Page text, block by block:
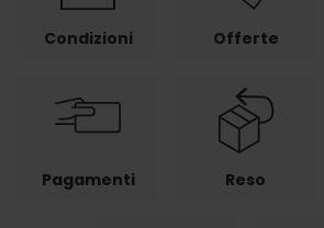
Condizioni Offerte
Pagamenti Reso